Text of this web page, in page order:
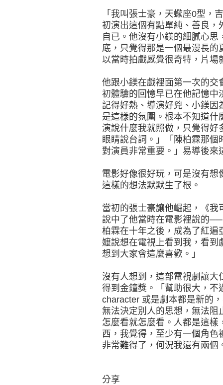
「我叫張士豪，天蠍座0型，
初演出這個有點單純、善良，
自已。他沒有小鎂的細膩心
底，只覺得那是一個最漫長
以當時拍戲感覺很奇特，片場
他跟小鎂在戲裡面第一次的交
初體驗的回憶早已在他記憶中
記得好熱、導演好兇、小鎂因
是這樣的氛圍。根本不知道
演說什麼我就照做，只覺得好
眼睛說台詞。」「陳柏霖那
對演員非常重要。」易導後來
電影好像很好玩，可是沒有
這樣的想法默默生了根。
當初的張士豪讓他崛起，《
說中了他當時在電影裡說的
柏霖在十年之後，成為了紅遍
嬤說想在電視上看到我，看到
想到大家會這麼喜歡。」
沒有人想到，這部電視劇讓
得到金鐘獎。「幫助很大，不
character 或是劇本都是新的
無法決定別人的思想，無法
怎麼看就怎麼看。人都是這
西，我覺得，至少有一個角
非常難得了，何況我還有兩個
分享